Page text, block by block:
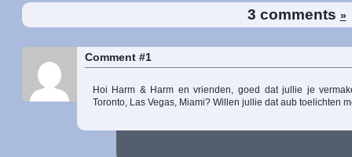
3 comments »
Comment #1
Hoi Harm & Harm en vrienden, goed dat jullie je
Toronto, Las Vegas, Miami? Willen jullie dat aub toelichten